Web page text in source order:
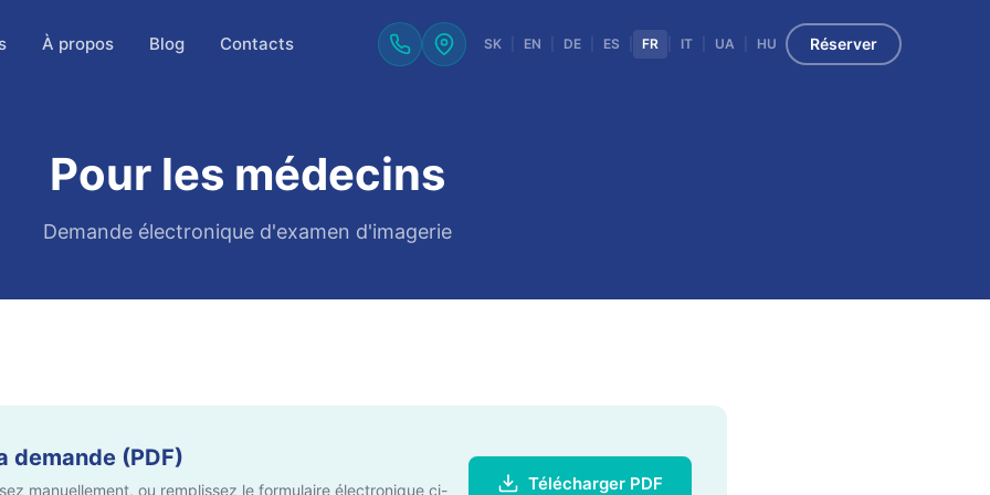
À propos Blog Contacts SK EN DE ES FR IT UA HU Réserver
Pour les médecins
Demande électronique d'examen d'imagerie
demande (PDF)
manuellement, ou remplissez le formulaire électronique ci-
Télécharger PDF